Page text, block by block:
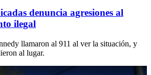
denuncia agresiones al
ilegal
llamaron al 911 al ver la situación, y
al lugar.